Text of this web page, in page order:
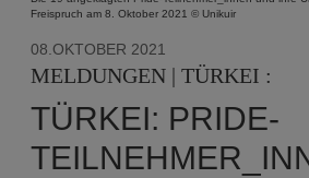
Freispruch am 8. Oktober 2021 © Unikuir
08.OKTOBER 2021
MELDUNGEN | TÜRKEI :
TÜRKEI: PRIDE-